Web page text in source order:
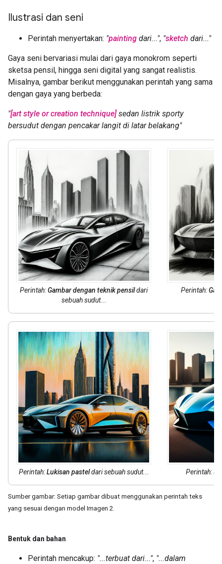
Ilustrasi dan seni
Perintah menyertakan: "painting dari...", "sketch dari..."
Gaya seni bervariasi mulai dari gaya monokrom seperti
sketsa pensil, hingga seni digital yang sangat realistis.
Misalnya, gambar berikut menggunakan perintah yang sama
dengan gaya yang berbeda:
"[art style or creation technique]sedan listrik sporty
bersudut dengan pencakar langit di latar belakang"
Perintah:Gambar dengan teknik pensildari
sebuah sudut...
Perintah:
Perintah:Lukisan pasteldari sebuah sudut... Perintah:
Sumber gambar: Setiap gambar dibuat menggunakan perintah teks
yang sesuai dengan model Imagen 2.
Bentuk dan bahan
Perintah mencakup: "...terbuat dari...", "...dalam